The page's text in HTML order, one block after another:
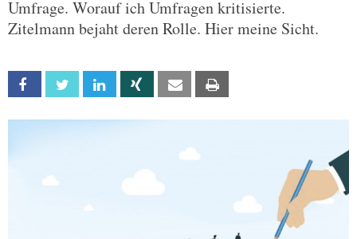
Umfrage. Worauf ich Umfragen kritisierte.
Zitelmann bejaht deren Rolle. Hier meine Sicht.
Facebook Twitter Linkedin Xing Email